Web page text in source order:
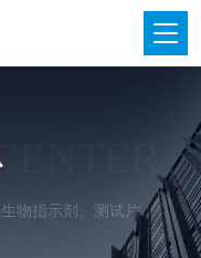
生物指示剂、测试片 美